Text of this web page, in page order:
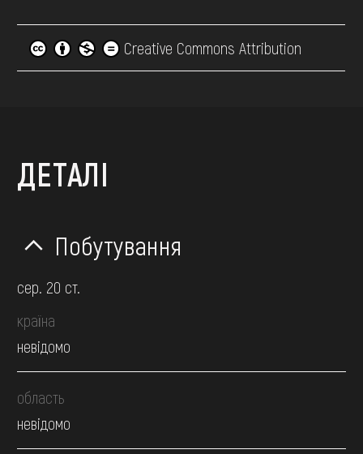
Creative Commons Attribution
ДЕТАЛІ
Побутування
сер. 20 ст.
країна
невідомо
область
невідомо